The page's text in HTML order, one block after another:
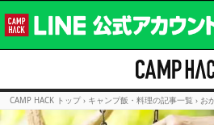
CAMP HACK トップ › キャンプ飯・料理の記事一覧 › お